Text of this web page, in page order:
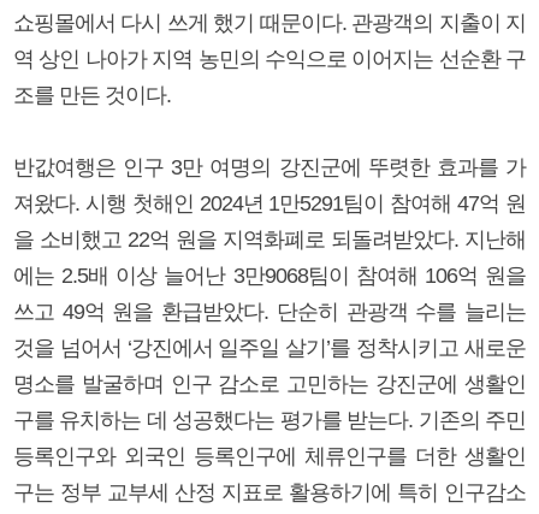
쇼핑몰에서 다시 쓰게 했기 때문이다. 관광객의 지출이 지
역 상인 나아가 지역 농민의 수익으로 이어지는 선순환 구
조를 만든 것이다.
반값여행은 인구 3만 여명의 강진군에 뚜렷한 효과를 가
져왔다. 시행 첫해인 2024년 1만5291팀이 참여해 47억 원
을 소비했고 22억 원을 지역화폐로 되돌려받았다. 지난해
에는 2.5배 이상 늘어난 3만9068팀이 참여해 106억 원을
쓰고 49억 원을 환급받았다. 단순히 관광객 수를 늘리는
것을 넘어서 ‘강진에서 일주일 살기’를 정착시키고 새로운
명소를 발굴하며 인구 감소로 고민하는 강진군에 생활인
구를 유치하는 데 성공했다는 평가를 받는다. 기존의 주민
등록인구와 외국인 등록인구에 체류인구를 더한 생활인
구는 정부 교부세 산정 지표로 활용하기에 특히 인구감소